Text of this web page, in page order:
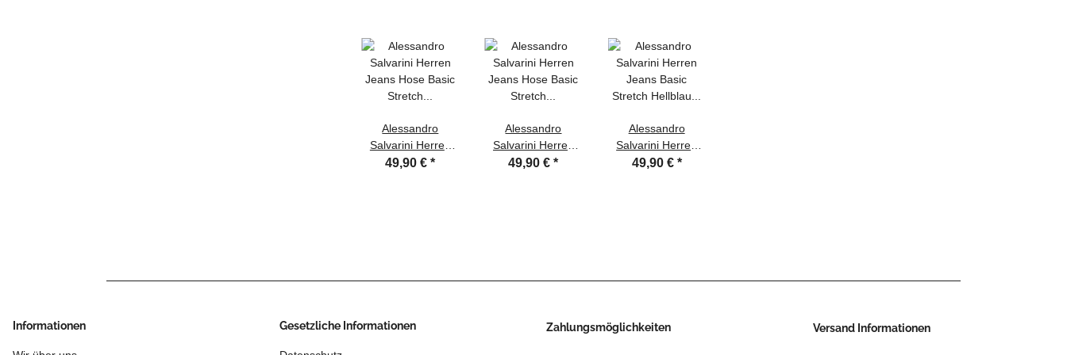
Alessandro
Salvarini Herren
Jeans Hose Basic
49,90 €*
Alessandro
Salvarini Herren
Jeans Hose Basic
49,90 €*
Alessandro
Salvarini Herren
Jeans Basic
49,90 € *
Informationen Gesetzliche Informationen Zahlungsmöglichkeiten Versand Informationen